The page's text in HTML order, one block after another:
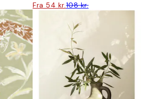
Fra 54 kr.108 kr.